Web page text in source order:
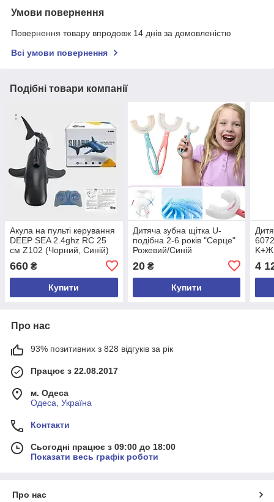
Умови повернення
Повернення товару впродовж 14 днів за домовленістю
Всі умови повернення
Подібні товари компанії
Акула на пульті керування
DEEP SEA 2.4ghz RC 25
см Z102 (Чорний, Синій)
660 ₴
Купити
Дитяча зубна щітка U-
подібна 2-6 років "Серце"
Рожевий/Синій
20₴
Купити
K+Ж
4
Про нас
93% позитивних з 828 відгуків за рік
Працює з 22.08.2017
м. Одеса
Одеса, Україна
Контакти
Сьогодні працює з 09:00 до 18:00
Показати весь графік роботи
Про нас